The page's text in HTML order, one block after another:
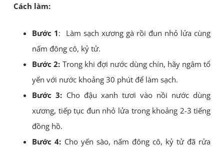
Cách làm:
Bước 1: Làm sạch xương gà rồi đun nhỏ lửa cùng
nấm đông cô, kỷ tử.
Bước 2: Trong khi đợi nước dùng chín, hãy ngâm tổ
yến với nước khoảng 30 phút để làm sạch.
Bước 3: Cho đậu xanh tươi vào nồi nước dùng
xương, tiếp tục đun nhỏ lửa trong khoảng 2-3 tiếng
đồng hồ.
Bước 4: Cho yến sào, nấm đông cô, kỷ tử đã rửa